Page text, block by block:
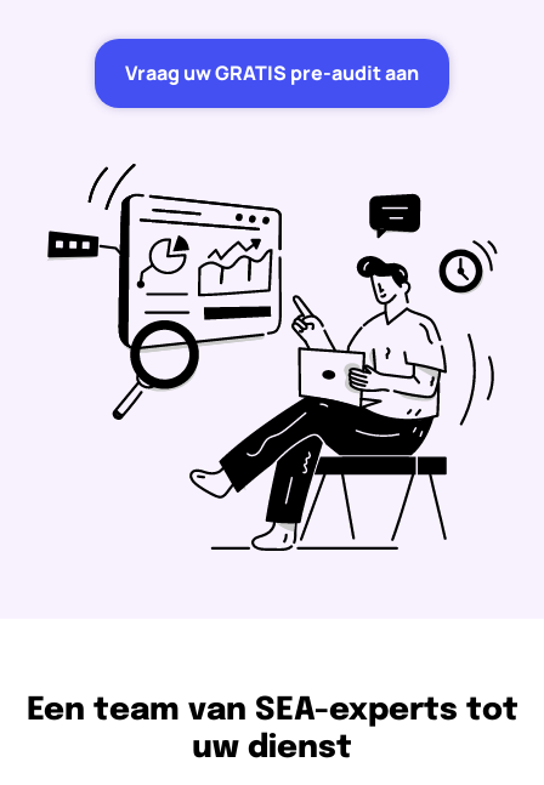
Vraag uw GRATIS pre-audit aan
Een team van SEA-experts tot
uw dienst